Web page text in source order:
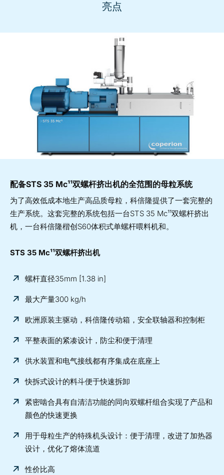
亮点
配备STS 35 Mc¹¹双螺杆挤出机的全范围的母粒系统
为了高效低成本地生产高品质母粒，科倍隆提供了一套完整的
生产系统。这套完整的系统包括一台STS 35 Mc¹¹双螺杆挤出
机，一台科倍隆楷创S60体积式单螺杆喂料机和。
STS 35 Mc¹¹双螺杆挤出机
螺杆直径35mm [1.38 in]
最大产量300 kg/h
欧洲原装主驱动，科倍隆传动箱，安全联轴器和控制柜
平整表面的紧凑设计，防尘和便于清理
供水装置和电气接线都有序集成在底座上
快拆式设计的料斗便于快速拆卸
紧密啮合具有自清洁功能的同向双螺杆组合实现了产品和
颜色的快速更换
用于母粒生产的特殊机头设计：便于清理，改进了加热器
设计，优化了熔体流道
性价比高